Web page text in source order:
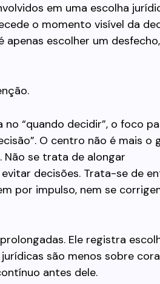
em uma escolha
o momento visível da
escolher um
“quando decidir”, o foco
O centro não é mais o
Não se trata de alongar
decisões. Trata-se de
por impulso, nem se
Ele registra
são menos sobre
antes dele.